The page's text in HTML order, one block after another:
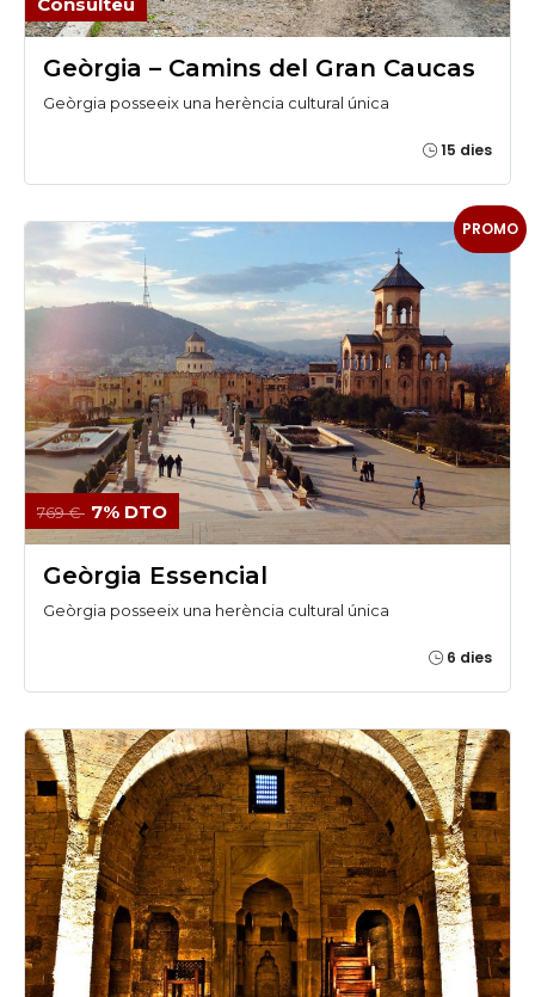
Geòrgia – Camins del Gran Caucas
Geòrgia posseeix una herència cultural única
15 dies
PROMO
769 € 7% DTO
Geòrgia Essencial
Geòrgia posseeix una herència cultural única
6 dies